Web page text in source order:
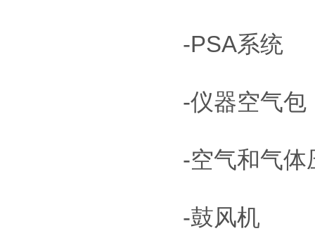
-PSA系统
-仪器空气包
-空气和气体
-鼓风机